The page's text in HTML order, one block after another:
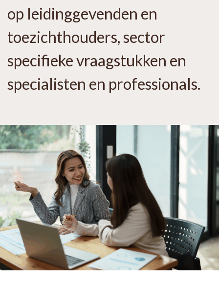
op leidinggevenden en
toezichthouders, sector
specifieke vraagstukken en
specialisten en professionals.